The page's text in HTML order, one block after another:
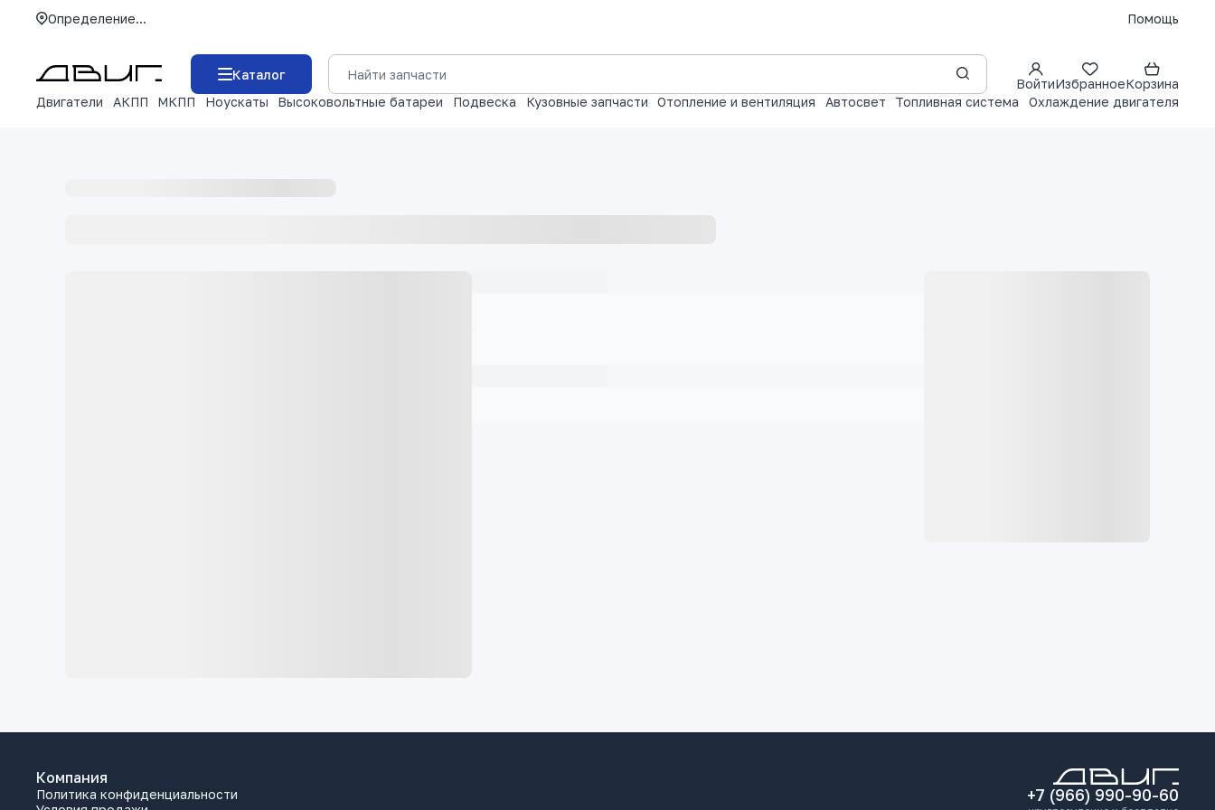
Определение... Помощь
Каталог
ВойтиИзбранноеКорзина
Двигатели
АКПП МКПП Ноускаты Высоковольтные батареи Подвеска Кузовные запчасти Отопление и вентиляция Автосвет Топливная система Охлаждение двигателя
Компания
Политика конфиденциальности
+7 (966) 990-90-60